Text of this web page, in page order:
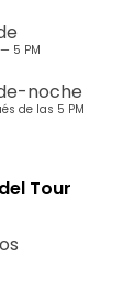
5 PM
noche
de las 5 PM
Tour